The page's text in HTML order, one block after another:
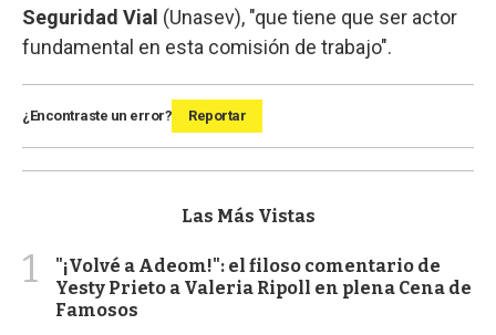
Seguridad Vial (Unasev), "que tiene que ser actor
fundamental en esta comisión de trabajo".
¿Encontraste un error? Reportar
Las Más Vistas
1
"¡Volvé a Adeom!": el filoso comentario de
Yesty Prieto a Valeria Ripoll en plena Cena de
Famosos